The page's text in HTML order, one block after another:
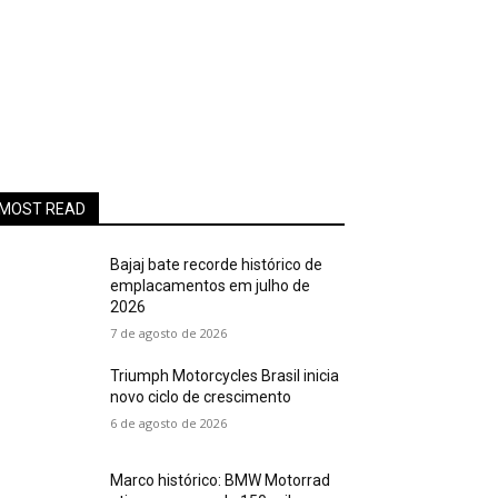
READ
Bajaj bate recorde histórico de
emplacamentos em julho de
2026
7 de agosto de 2026
Triumph Motorcycles Brasil inicia
novo ciclo de crescimento
6 de agosto de 2026
Marco histórico: BMW Motorrad